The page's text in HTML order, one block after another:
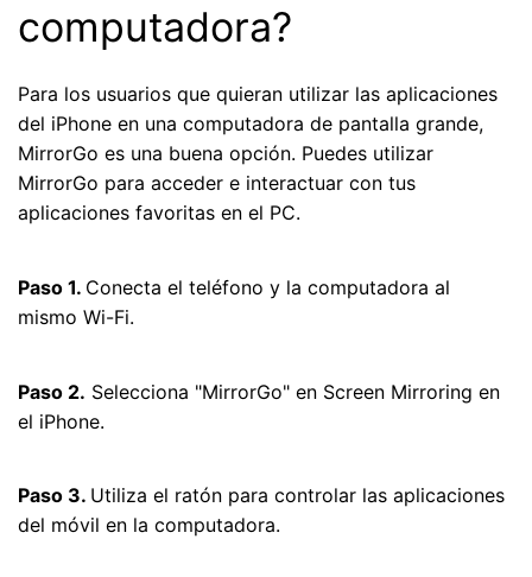
computadora?
Para los usuarios que quieran utilizar las aplicaciones
del iPhone en una computadora de pantalla grande,
MirrorGo es una buena opción. Puedes utilizar
MirrorGo para acceder e interactuar con tus
aplicaciones favoritas en el PC.
Paso 1. Conecta el teléfono y la computadora al
mismo Wi-Fi.
Paso 2. Selecciona "MirrorGo" en Screen Mirroring en
el iPhone.
Paso 3. Utiliza el ratón para controlar las aplicaciones
del móvil en la computadora.